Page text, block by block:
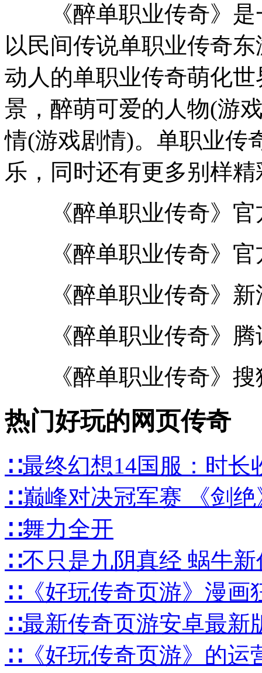
《醉单职业传奇》是
以民间传说单职业传奇
动人的单职业传奇萌化
景，醉萌可爱的人物(游
情(游戏剧情)。单职业传
乐，同时还有更多别样
《醉单职业传奇》官
《醉单职业传奇》官
《醉单职业传奇》新
《醉单职业传奇》腾
《醉单职业传奇》搜
热门好玩的网页传奇
∷最终幻想14国服：时长
∷巅峰对决冠军赛 《剑
∷舞力全开
∷不只是九阴真经 蜗牛
∷《好玩传奇页游》漫画
∷最新传奇页游安卓最新
∷《好玩传奇页游》的运